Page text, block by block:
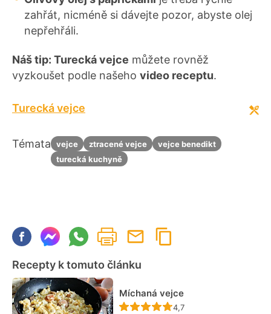
zahřát, nicméně si dávejte pozor, abyste olej
nepřehřáli.
Náš tip: Turecká vejce můžete rovněž
vyzkoušet podle našeho video receptu.
Turecká vejce
Témata vejce ztracené vejce
vejce benedikt
turecká kuchyně
Recepty k tomuto článku
Míchaná vejce
Recept ještě nebyl
4,7